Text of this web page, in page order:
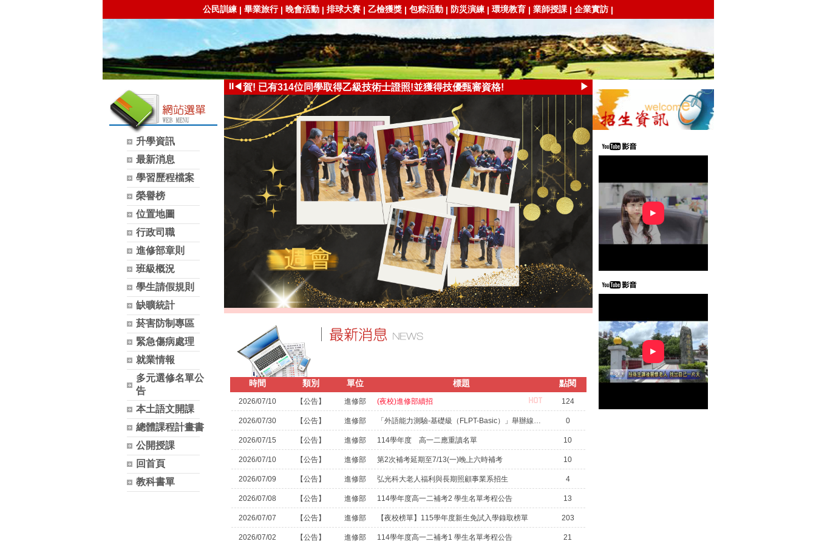
公民訓練| 畢業旅行| 晚會活動 | 排球大賽 | 乙檢獲獎 | 包粽活動 | 防災演練| 環境教育 | 業師授課 | 企業實訪 |
升學資訊
最新消息
學習歷程檔案
榮譽榜
位置地圖
行政司職
進修部章則
班級概況
學生請假規則
缺曠統計
菸害防制專區
緊急傷病處理
就業情報
多元選修名單公
告
本土語文開課
總體課程計畫書
公開授課
回首頁
教科書單
⏸◀賀! 已有314位同學取得乙級技術士證照!並獲得技優甄審資格!
颱風訊息與停課消息
▶
114-1 週會頒獎
時間 類別 單位 標題 點閱
2026/07/10 【公告】 進修部 (夜校)進修部續招 124
2026/07/30 【公告】 進修部 「外語能力測驗-基礎級（FLPT-Basic）」舉辦線上說明會 0
2026/07/15 【公告】 進修部 114學年度 高一二應重讀名單 10
2026/07/10 【公告】 進修部 第2次補考延期至7/13(一)晚上六時補考 10
2026/07/09 【公告】 進修部 弘光科大老人福利與長期照顧事業系招生 4
2026/07/08 【公告】 進修部 114學年度高一二補考2 學生名單考程公告 13
2026/07/07 【公告】 進修部 【夜校榜單】115學年度新生免試入學錄取榜單 203
2026/07/02 【公告】 進修部 114學年度高一二補考1 學生名單考程公告 21
►
►